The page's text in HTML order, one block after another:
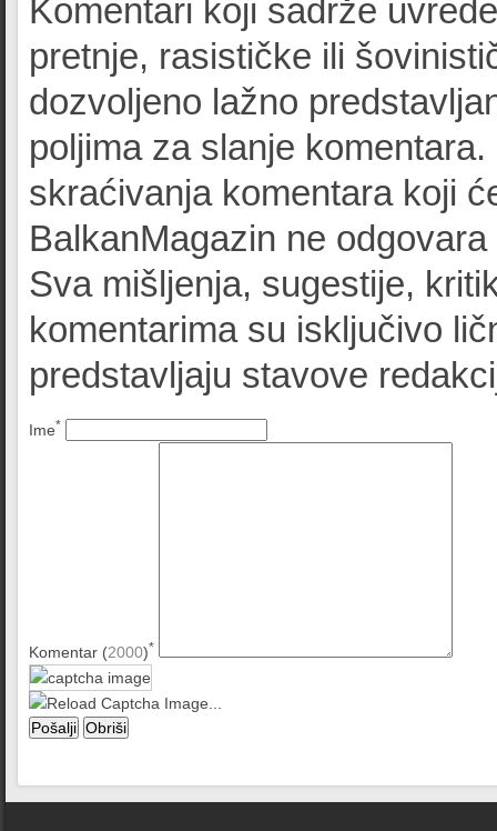
Komentari koji sadrže
pretnje, rasističke ili
dozvoljeno lažno
poljima za slanje
skraćivanja komentara koji
BalkanMagazin ne
Sva mišljenja, sugestije,
komentarima su isključivo
predstavljaju stavove
Ime*
Komentar (2000)*